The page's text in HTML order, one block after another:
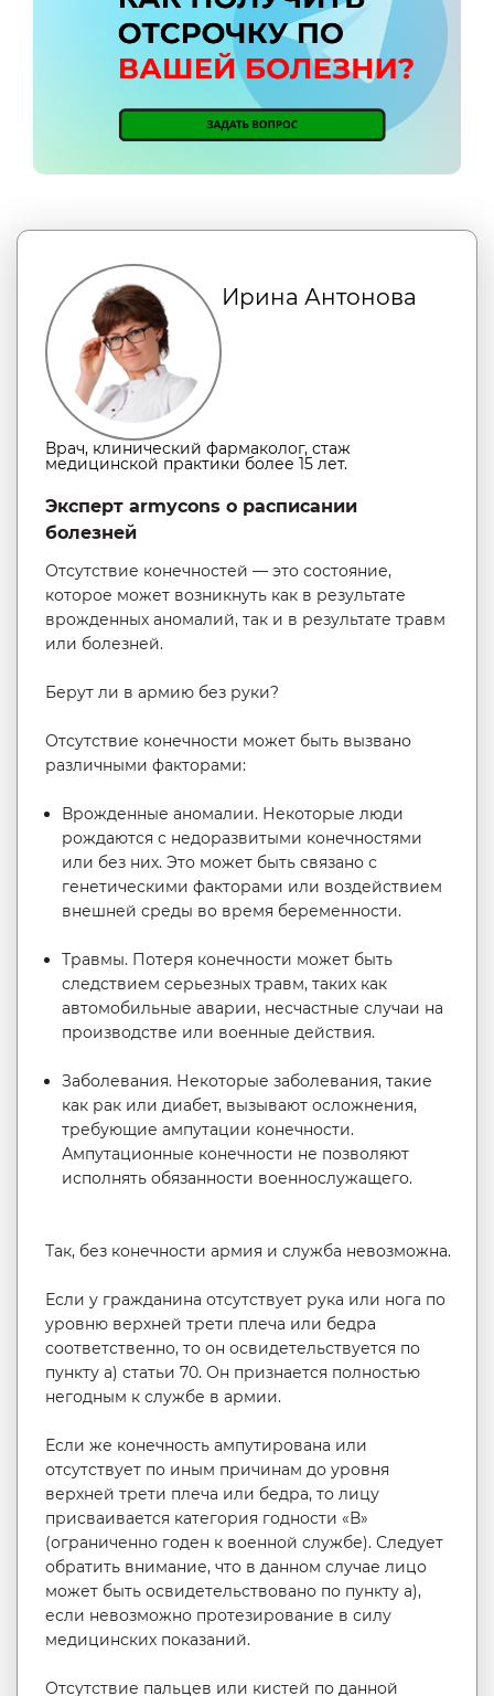
Ирина Антонова
Врач, клинический фармаколог, стаж
медицинской практики более 15 лет.
Эксперт armycons о расписании
болезней
Отсутствие конечностей — это состояние,
которое может возникнуть как в результате
врожденных аномалий, так и в результате травм
или болезней.
Берут ли в армию без руки?
Отсутствие конечности может быть вызвано
различными факторами:
Врожденные аномалии. Некоторые люди
рождаются с недоразвитыми конечностями
или без них. Это может быть связано с
генетическими факторами или воздействием
внешней среды во время беременности.
Травмы. Потеря конечности может быть
следствием серьезных травм, таких как
автомобильные аварии, несчастные случаи на
производстве или военные действия.
Заболевания. Некоторые заболевания, такие
как рак или диабет, вызывают осложнения,
требующие ампутации конечности.
Ампутационные конечности не позволяют
исполнять обязанности военнослужащего.
Так, без конечности армия и служба невозможна.
Если у гражданина отсутствует рука или нога по
уровню верхней трети плеча или бедра
соответственно, то он освидетельствуется по
пункту а) статьи 70. Он признается полностью
негодным к службе в армии.
Если же конечность ампутирована или
отсутствует по иным причинам до уровня
верхней трети плеча или бедра, то лицу
присваивается категория годности «В»
(ограниченно годен к военной службе). Следует
обратить внимание, что в данном случае лицо
может быть освидетельствовано по пункту а),
если невозможно протезирование в силу
медицинских показаний.
Отсутствие пальцев или кистей по данной